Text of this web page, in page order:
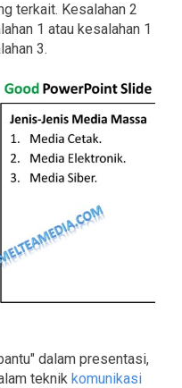
terkait. Kesalahan 2
1 atau kesalahan 1
3.
dalam presentasi,
teknik komunikasi